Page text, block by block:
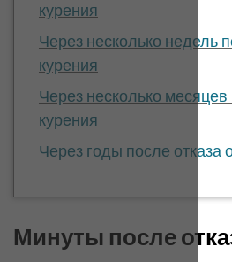
курения
Через несколько недель
курения
Через несколько месяцев
курения
Через годы после отказа
Минуты после